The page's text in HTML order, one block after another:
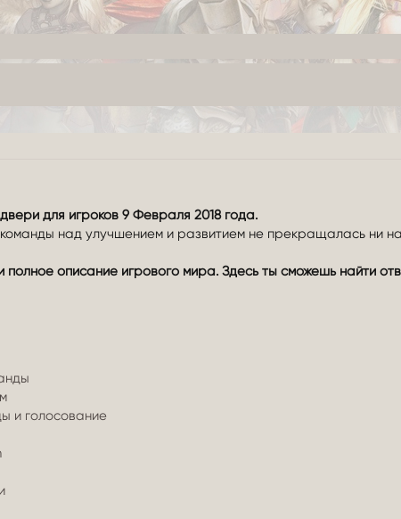
для игроков 9 Февраля 2018 года.
над улучшением и развитием не прекращалась ни
описание игрового мира. Здесь ты сможешь найти
и голосование